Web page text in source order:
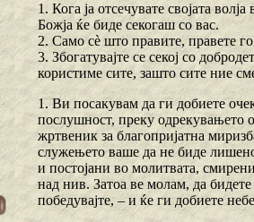
1. Кога ја отсечувате својата
Божја ќе биде секогаш со вас.
2. Само сѐ што правите, правете
3. Збогатувајте се секој со
користиме сите, зашто сите ние
1. Ви посакувам да ги добиете
послушност, преку одрекувањето
жртвеник за благопријатна
служењето ваше да не биде
и постојани во молитвата,
над нив. Затоа ве молам, да
победувајте, – и ќе ги добиете